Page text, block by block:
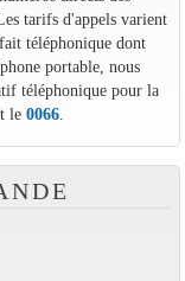
tarifs d'appels varient
téléphonique dont
portable, nous
téléphonique pour la
le 0066.